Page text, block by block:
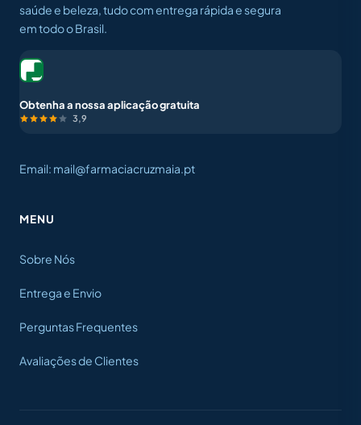
saúde e beleza, tudo com entrega rápida e segura
em todo o Brasil.
Obtenha a nossa aplicação gratuita
3,9
Email: mail@farmaciacruzmaia.pt
MENU
Sobre Nós
Entrega e Envio
Perguntas Frequentes
Avaliações de Clientes